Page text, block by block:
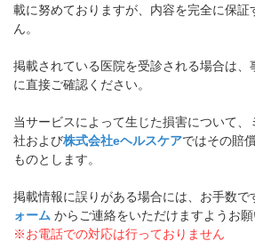
載に努めておりますが、内容を完全に保証
ん。
掲載されている医院を受診される場合は、
に直接ご確認ください。
当サービスによって生じた損害について、
社および株式会社eヘルスケアではその賠
ものとします。
掲載情報に誤りがある場合には、お手数で
ォーム からご連絡をいただけますようお願
※お電話での対応は行っておりません